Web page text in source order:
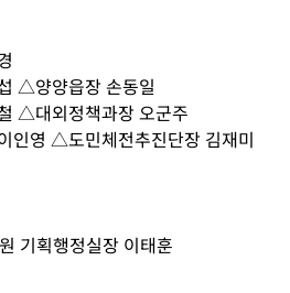
△양양읍장 손동일
△대외정책과장 오군주
인영 △도민체전추진단장 김재미
기획행정실장 이태훈